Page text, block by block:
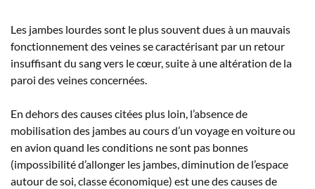
Les jambes lourdes sont le plus souvent dues à un mauvais
fonctionnement des veines se caractérisant par un retour
insuffisant du sang vers le cœur, suite à une altération de la
paroi des veines concernées.
En dehors des causes citées plus loin, l’absence de
mobilisation des jambes au cours d’un voyage en voiture ou
en avion quand les conditions ne sont pas bonnes
(impossibilité d’allonger les jambes, diminution de l’espace
autour de soi, classe économique) est une des causes de